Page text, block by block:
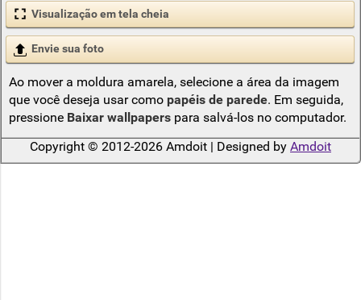
Visualização em tela cheia
Envie sua foto
Ao mover a moldura amarela, selecione a área da imagem
que você deseja usar como papéis de parede. Em seguida,
pressione Baixar wallpaperspara salvá-los no computador.
Copyright © 2012-2026 Amdoit | Designed by Amdoit